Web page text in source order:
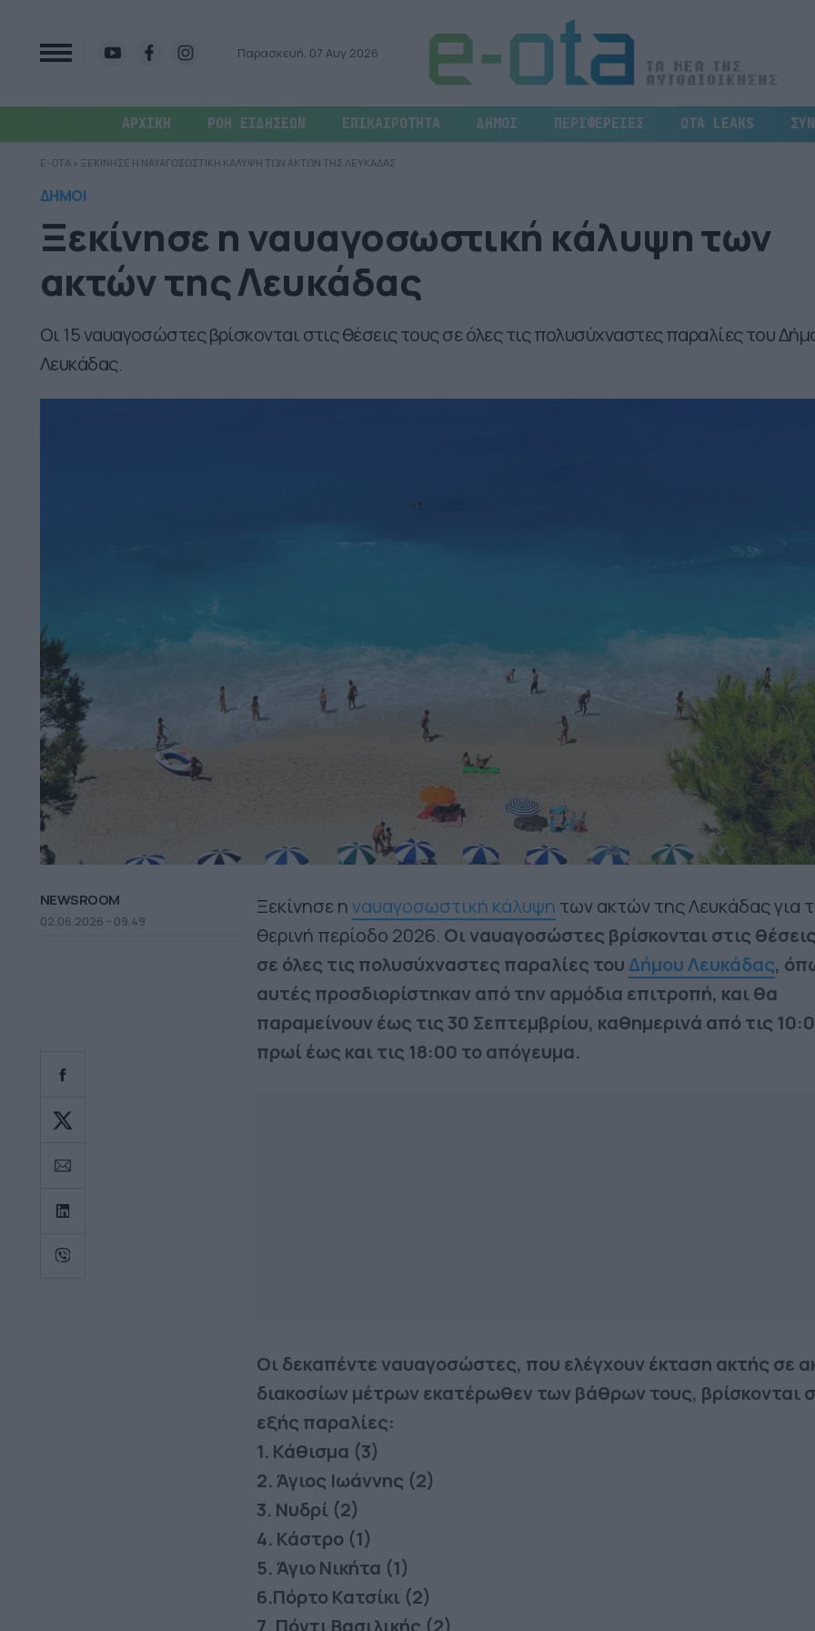
Παρασκευή, 07 Αυγ 2026
ΑΡΧΙΚΗ ΡΟΗ ΕΙΔΗΣΕΩΝ ΕΠΙΚΑΙΡΟΤΗΤΑ ΔΗΜΟΙ ΠΕΡΙΦΕΡΕΙΕΣ OTA LEAKS
E-OTA » ΞΕΚΙΝΗΣΕ Η ΝΑΥΑΓΟΣΩΣΤΙΚΗ ΚΑΛΥΨΗ ΤΩΝ ΑΚΤΩΝ ΤΗΣ ΛΕΥΚΑΔΑΣ
ΔΗΜΟΙ
Ξεκίνησε η ναυαγοσωστική κάλυψη των
ακτών της Λευκάδας
Οι 15 ναυαγοσώστες βρίσκονται στις θέσεις τους σε όλες τις πολυσύχναστες παραλίες του
Λευκάδας.
NEWSROOM
02.06.2026 - 09.49
Ξεκίνησε ηναυαγοσωστική κάλυψη των ακτών της Λευκάδας για
θερινή περίοδο 2026. Οι ναυαγοσώστες βρίσκονται στις
σε όλες τις πολυσύχναστες παραλίες τουΔήμου Λευκάδας,
αυτές προσδιορίστηκαν από την αρμόδια επιτροπή, και θα
παραμείνουν έως τις 30 Σεπτεμβρίου, καθημερινά από τις
πρωί έως και τις 18:00 το απόγευμα.
Οι δεκαπέντε ναυαγοσώστες, που ελέγχουν έκταση ακτής σε
διακοσίων μέτρων εκατέρωθεν των βάθρων τους, βρίσκονται
εξής παραλίες:
1. Κάθισμα (3)
2. Άγιος Ιωάννης (2)
3. Νυδρί (2)
4. Κάστρο (1)
5. Άγιο Νικήτα (1)
6.Πόρτο Κατσίκι (2)